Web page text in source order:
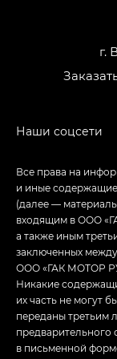
Джи Ти —
Джи Икс
Empow —
г.
Все права на
и иные
(далее —
входящим в ООО
а также иным
заключенных
ООО «ГАК МОТОР
Никакие
их часть не могут
переданы третьим
в письменной